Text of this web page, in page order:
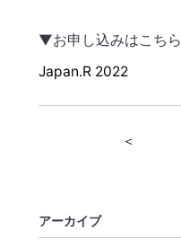
▼お申し込みはこちら
Japan.R 2022
＜
アーカイブ